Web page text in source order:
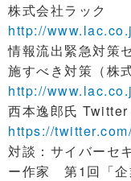
株式会社ラック
http://
情報流出緊急対策
施すべき対策（株
http://
西本逸郎氏 Twitter
https://
対談：サイバーセ
ー作家 第1回「企